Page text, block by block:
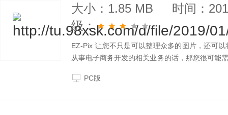
大小：1.85 MB
时间：
级：
EZ-Pix 让您不只是可以整理众多的图片，还可
从事电子商务开发的相关业务的话，那您很可能
PC版